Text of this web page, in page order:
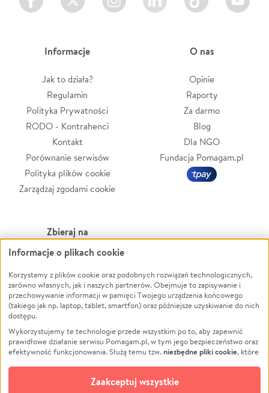
Informacje
Jak to działa?
Regulamin
Polityka Prywatności
RODO - Kontrahenci
Kontakt
Porównanie serwisów
Polityka plików cookie
Zarządzaj zgodami cookie
O nas
Opinie
Raporty
Za darmo
Blog
Dla NGO
Fundacja Pomagam.pl
Zbieraj na
Leczenie
Zwierzęta
Pożar
Ukraina
Pomoc Finansowa
Projekty
Pogrzeb
Społeczność lokalna
Powódź
Wichura
NGO
Edukacja
Podróż
Impreza
Ochrona środowiska
Informacje o plikach cookie
Korzystamy z plików cookie oraz podobnych rozwiązań technologicznych,
zarówno własnych, jak i naszych partnerów. Obejmuje to zapisywanie i
przechowywanie informacji w pamięci Twojego urządzenia końcowego
(takiego jak np. laptop, tablet, smartfon) oraz późniejsze uzyskiwanie do nich
dostępu.
Wykorzystujemy te technologie przede wszystkim po to, aby zapewnić
prawidłowe działanie serwisu Pomagam.pl, w tym jego bezpieczeństwo oraz
efektywność funkcjonowania. Służą temu tzw.niezbędne pliki cookie, które
opcjonalnych plików cookie
technologii do celów analitycznych i retargetingowych. Możesz wyrazić
Zaakceptuj wszystkie